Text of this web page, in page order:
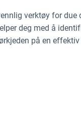
verktøy for due
deg med å
på en